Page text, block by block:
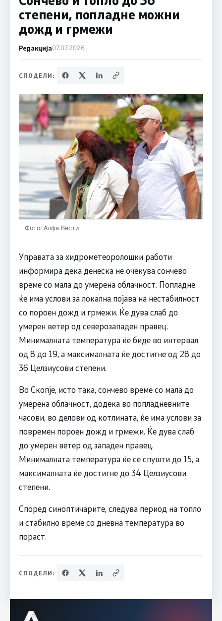
степени, попладне можни
дожд и грмежи
Редакција07.07.2026
СПОДЕЛИ:
Фото: Алфа Вести
Управата за хидрометеоролошки работи
информира дека денеска не очекува сончево
време со мала до умерена облачност. Попладне
ќе има услови за локална појава на нестабилност
со пороен дожд и грмежи. Ќе дува слаб до
умерен ветер од северозападен правец.
Минималната температура ќе биде во интервал
од 8 до 19, а максималната ќе достигне од 28 до
36 Целзиусови степени.
Во Скопје, исто така, сончево време со мала до
умерена облачност, додека во попладневните
часови, во делови од котлината, ќе има услови за
повремен пороен дожд и грмежи. Ќе дува слаб
до умерен ветер од западен правец.
Минималната температура ќе се спушти до 15, а
максималната ќе достигне до 34 Целзиусови
степени.
Според синоптичарите, следува период на топло
и стабилно време со дневна температура во
пораст.
СПОДЕЛИ: